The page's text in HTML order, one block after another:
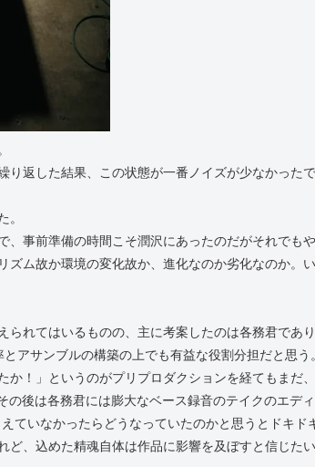
返した結果、この状態が一番ノイズが少なかった
。
、事前準備の時間こそ潤沢にあったのだがそれでも
ズム故か環境の変化故か、進化なのか劣化なのか。
られてはいるものの、主に考案したのは各務君であ
アサンブルの構築の上でも有益な役割分担だと思
か！」というのがプリプロダクションを経てもまだ、
後は各務君には膨大なベース録音のテイクのエデ
ていなかったらどうなっていたのかと思うとドキド
、込めた精魂自体は作品に影響を及ぼすと信じたい